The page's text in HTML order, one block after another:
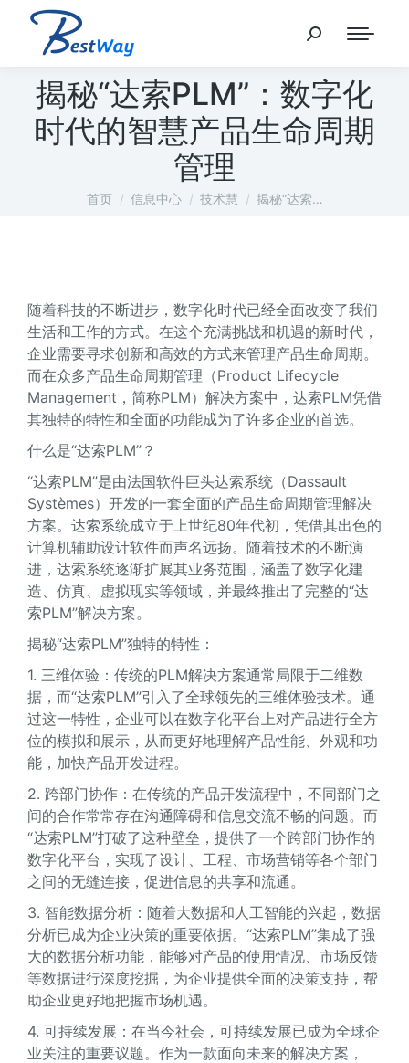
揭秘“达索PLM”：数字化
时代的智慧产品生命周期
管理
您在这里：
首页 信息中心 技术慧 揭秘“达索…
随着科技的不断进步，数字化时代已经全面改变了我们
生活和工作的方式。在这个充满挑战和机遇的新时代，
企业需要寻求创新和高效的方式来管理产品生命周期。
而在众多产品生命周期管理（Product Lifecycle
Management，简称PLM）解决方案中，达索PLM凭借
其独特的特性和全面的功能成为了许多企业的首选。
什么是“达索PLM”？
“达索PLM”是由法国软件巨头达索系统（Dassault
Systèmes）开发的一套全面的产品生命周期管理解决
方案。达索系统成立于上世纪80年代初，凭借其出色的
计算机辅助设计软件而声名远扬。随着技术的不断演
进，达索系统逐渐扩展其业务范围，涵盖了数字化建
造、仿真、虚拟现实等领域，并最终推出了完整的“达
索PLM”解决方案。
揭秘“达索PLM”独特的特性：
1. 三维体验：传统的PLM解决方案通常局限于二维数
据，而“达索PLM”引入了全球领先的三维体验技术。通
过这一特性，企业可以在数字化平台上对产品进行全方
位的模拟和展示，从而更好地理解产品性能、外观和功
能，加快产品开发进程。
2. 跨部门协作：在传统的产品开发流程中，不同部门之
间的合作常常存在沟通障碍和信息交流不畅的问题。而
“达索PLM”打破了这种壁垒，提供了一个跨部门协作的
数字化平台，实现了设计、工程、市场营销等各个部门
之间的无缝连接，促进信息的共享和流通。
3. 智能数据分析：随着大数据和人工智能的兴起，数据
分析已成为企业决策的重要依据。“达索PLM”集成了强
大的数据分析功能，能够对产品的使用情况、市场反馈
等数据进行深度挖掘，为企业提供全面的决策支持，帮
助企业更好地把握市场机遇。
4. 可持续发展：在当今社会，可持续发展已成为全球企
业关注的重要议题。作为一款面向未来的解决方案，